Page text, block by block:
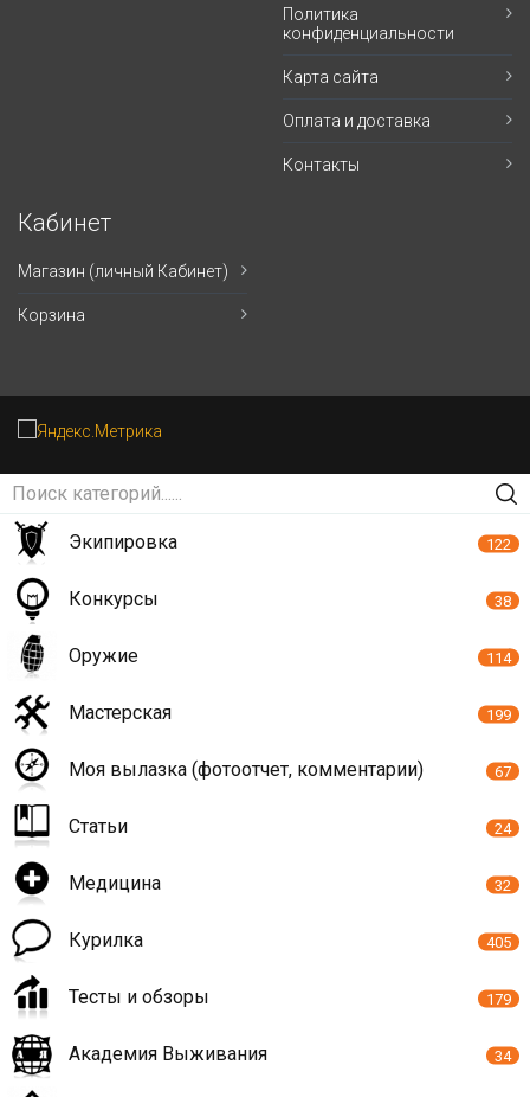
Политика
конфиденциальности
Карта сайта
Оплата и доставка
Контакты
Кабинет
Магазин (личный Кабинет)
Корзина
Экипировка 122
Конкурсы 38
Оружие 114
Мастерская 199
Моя вылазка (фотоотчет, комментарии) 67
Статьи 24
Медицина 32
Курилка 405
Тесты и обзоры 179
Академия Выживания 34